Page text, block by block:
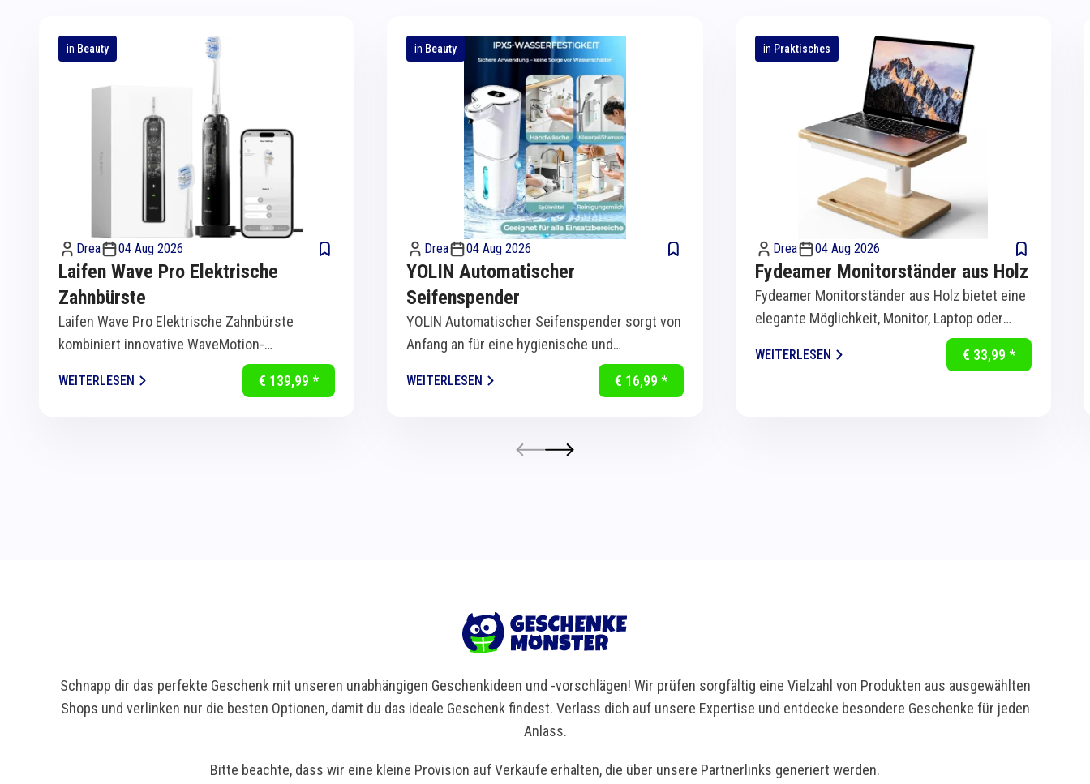
in Beauty
Drea 04 Aug 2026
Laifen Wave Pro Elektrische
Zahnbürste
Laifen Wave Pro Elektrische Zahnbürste
kombiniert innovative WaveMotion-
Technologie mit intelligenter Sensorik für
eine...
WEITERLESEN € 139,99 *
in Beauty
Drea 04 Aug 2026
YOLIN Automatischer
Seifenspender
YOLIN Automatischer Seifenspender sorgt von
Anfang an für eine hygienische und
komfortable Handreinigung in Küche und Bad.
Dank...
WEITERLESEN € 16,99 *
in Praktisches
Drea 04 Aug 2026
Fydeamer Monitorständer aus Holz
Fydeamer Monitorständer aus Holz bietet eine
elegante Möglichkeit, Monitor, Laptop oder
Bildschirm ergonomisch auf Augenhöhe zu...
WEITERLESEN € 33,99 *
Schnapp dir das perfekte Geschenk mit unseren unabhängigen Geschenkideen und -vorschlägen! Wir prüfen sorgfältig eine Vielzahl von Produkten aus ausgewählten
Shops und verlinken nur die besten Optionen, damit du das ideale Geschenk findest. Verlass dich auf unsere Expertise und entdecke besondere Geschenke für jeden
Anlass.
Bitte beachte, dass wir eine kleine Provision auf Verkäufe erhalten, die über unsere Partnerlinks generiert werden.